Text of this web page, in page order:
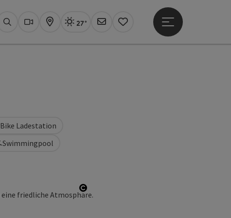
SuchenWebcams
KarteAktuelles Wetter Linz, sonnig
27°
Newsletter
Merkzettel
Hauptmenü öffnen
Copyright öffnen
Swimmingpool
Bike Ladestation